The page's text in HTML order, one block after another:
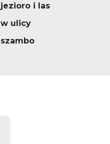
jezioro i las
w ulicy
szambo